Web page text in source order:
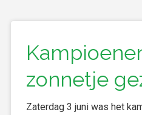
zonnetje
Zaterdag 3 juni was het